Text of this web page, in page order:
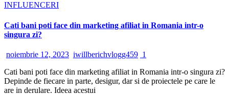
INFLUENCERI
Cati bani poti face din marketing afiliat in Romania intr-o
singura zi?
noiembrie 12, 2023 iwillberichvlogg459 1
Cati bani poti face din marketing afiliat in Romania intr-o singura zi?
Depinde de fiecare in parte, desigur, dar si de proiectele pe care le
are in derulare. Ideea acestui